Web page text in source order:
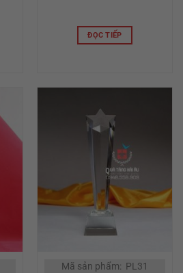
ĐỌC TIẾP
Mã sản phẩm: PL31